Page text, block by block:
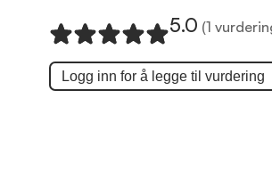
5.0 (1
Logg inn for å legge til vurdering